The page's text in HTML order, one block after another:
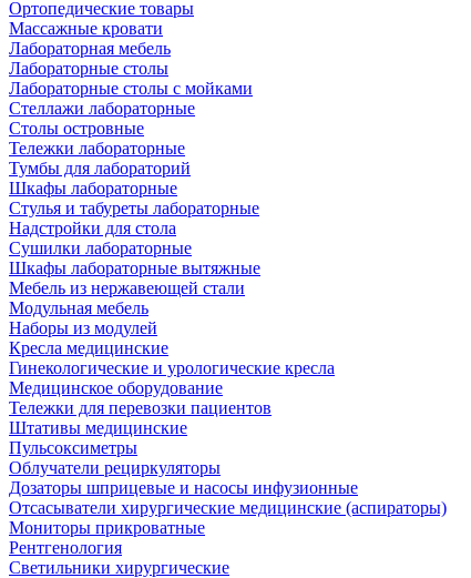
Ортопедические товары
Массажные кровати
Лабораторная мебель
Лабораторные столы
Лабораторные столы с мойками
Стеллажи лабораторные
Столы островные
Тележки лабораторные
Тумбы для лабораторий
Шкафы лабораторные
Стулья и табуреты лабораторные
Надстройки для стола
Сушилки лабораторные
Шкафы лабораторные вытяжные
Мебель из нержавеющей стали
Модульная мебель
Наборы из модулей
Кресла медицинские
Гинекологические и урологические кресла
Медицинское оборудование
Тележки для перевозки пациентов
Штативы медицинские
Пульсоксиметры
Облучатели рециркуляторы
Дозаторы шприцевые и насосы инфузионные
Отсасыватели хирургические медицинские (аспираторы)
Мониторы прикроватные
Рентгенология
Светильники хирургические